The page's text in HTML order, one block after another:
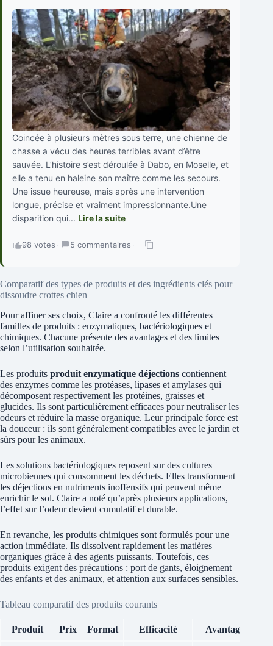
Coincée à plusieurs mètres sous terre, une chienne de
chasse a vécu des heures terribles avant d’être
sauvée. L’histoire s’est déroulée à Dabo, en Moselle, et
elle a tenu en haleine son maître comme les secours.
Une issue heureuse, mais après une intervention
longue, précise et vraiment impressionnante.Une
disparition qui... Lire la suite
98 votes · 5 commentaires ·
Comparatif des types de produits et des ingrédients clés pour
dissoudre crottes chien
Pour affiner ses choix, Claire a confronté les différentes
familles de produits : enzymatiques, bactériologiques et
chimiques. Chacune présente des avantages et des limites
selon l’utilisation souhaitée.
Les produits produit enzymatique déjections contiennent
des enzymes comme les protéases, lipases et amylases qui
décomposent respectivement les protéines, graisses et
glucides. Ils sont particulièrement efficaces pour neutraliser les
odeurs et réduire la masse organique. Leur principale force est
la douceur : ils sont généralement compatibles avec le jardin et
sûrs pour les animaux.
Les solutions bactériologiques reposent sur des cultures
microbiennes qui consomment les déchets. Elles transforment
les déjections en nutriments inoffensifs qui peuvent même
enrichir le sol. Claire a noté qu’après plusieurs applications,
l’effet sur l’odeur devient cumulatif et durable.
En revanche, les produits chimiques sont formulés pour une
action immédiate. Ils dissolvent rapidement les matières
organiques grâce à des agents puissants. Toutefois, ces
produits exigent des précautions : port de gants, éloignement
des enfants et des animaux, et attention aux surfaces sensibles.
Tableau comparatif des produits courants
Produit Prix Format Efficacité Avantages